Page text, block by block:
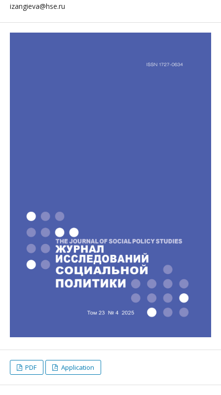
izangieva@hse.ru
PDF Application